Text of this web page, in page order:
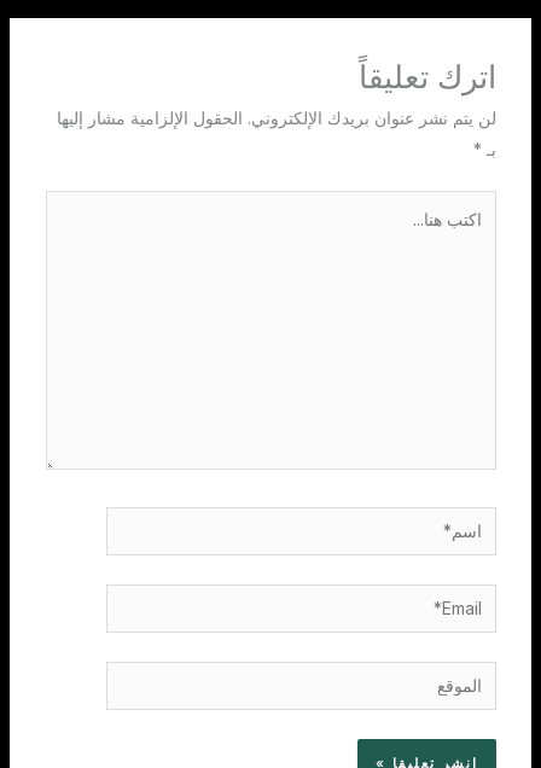
اترك تعليقاً
لن يتم نشر عنوان بريدك الإلكتروني. الحقول الإلزامية مشار إليها
بـ *
اسم*
Email*
الموقع